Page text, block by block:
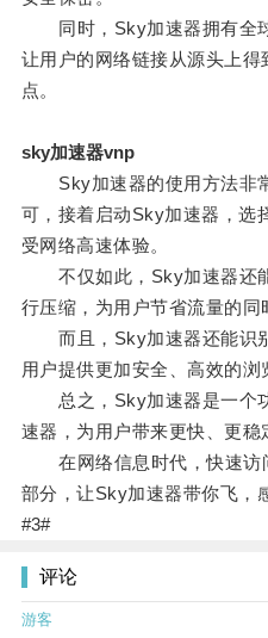
同时，Sky加速器拥有全球
让用户的网络链接从源头上
点。
sky加速器vnp
Sky加速器的使用方法非
可，接着启动Sky加速器，选
受网络高速体验。
不仅如此，Sky加速器还
行压缩，为用户节省流量的同
而且，Sky加速器还能识
用户提供更加安全、高效的浏
总之，Sky加速器是一个
速器，为用户带来更快、更稳
在网络信息时代，快速访
部分，让Sky加速器带你飞，
#3#
评论
游客